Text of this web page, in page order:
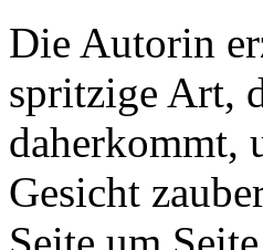
Die Autorin
spritzige Art,
daherkommt,
Gesicht